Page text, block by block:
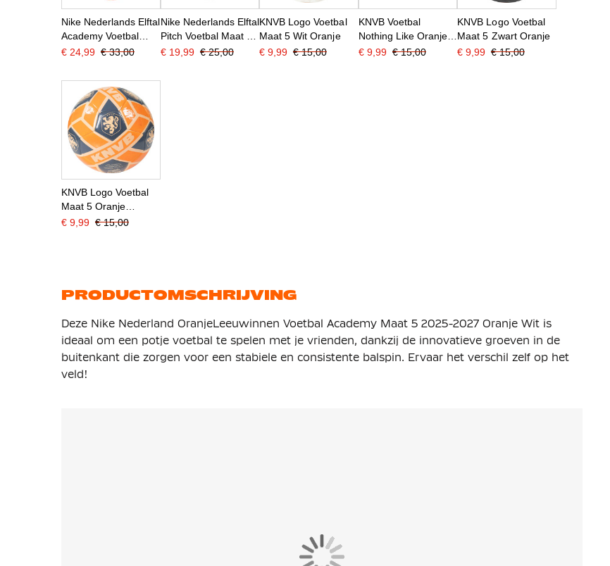
Nike Nederlands Elftal
Academy Voetbal
Maat 5 2026-2028
€ 24,99 € 33,00
Nike Nederlands Elftal
Pitch Voetbal Maat 5
2026-2028 Wit Zwart
€ 19,99 € 25,00
KNVB Logo Voetbal
Maat 5 Wit Oranje
€ 9,99 € 15,00
KNVB Voetbal
Nothing Like Oranje
Maat 5 Oranje Wit
€ 9,99 € 15,00
KNVB Logo Voetbal
Maat 5 Zwart Oranje
€ 9,99 € 15,00
KNVB Logo Voetbal
Maat 5 Oranje
Donkerblauw
€ 9,99 € 15,00
PRODUCTOMSCHRIJVING
Deze Nike Nederland OranjeLeeuwinnen Voetbal Academy Maat 5 2025-2027 Oranje Wit is
ideaal om een potje voetbal te spelen met je vrienden, dankzij de innovatieve groeven in de
buitenkant die zorgen voor een stabiele en consistente balspin. Ervaar het verschil zelf op het
veld!